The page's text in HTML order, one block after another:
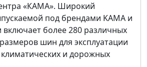
«КАМА». Широкий
под брендами KAMA и
более 280 различных
шин для эксплуатации
и дорожных